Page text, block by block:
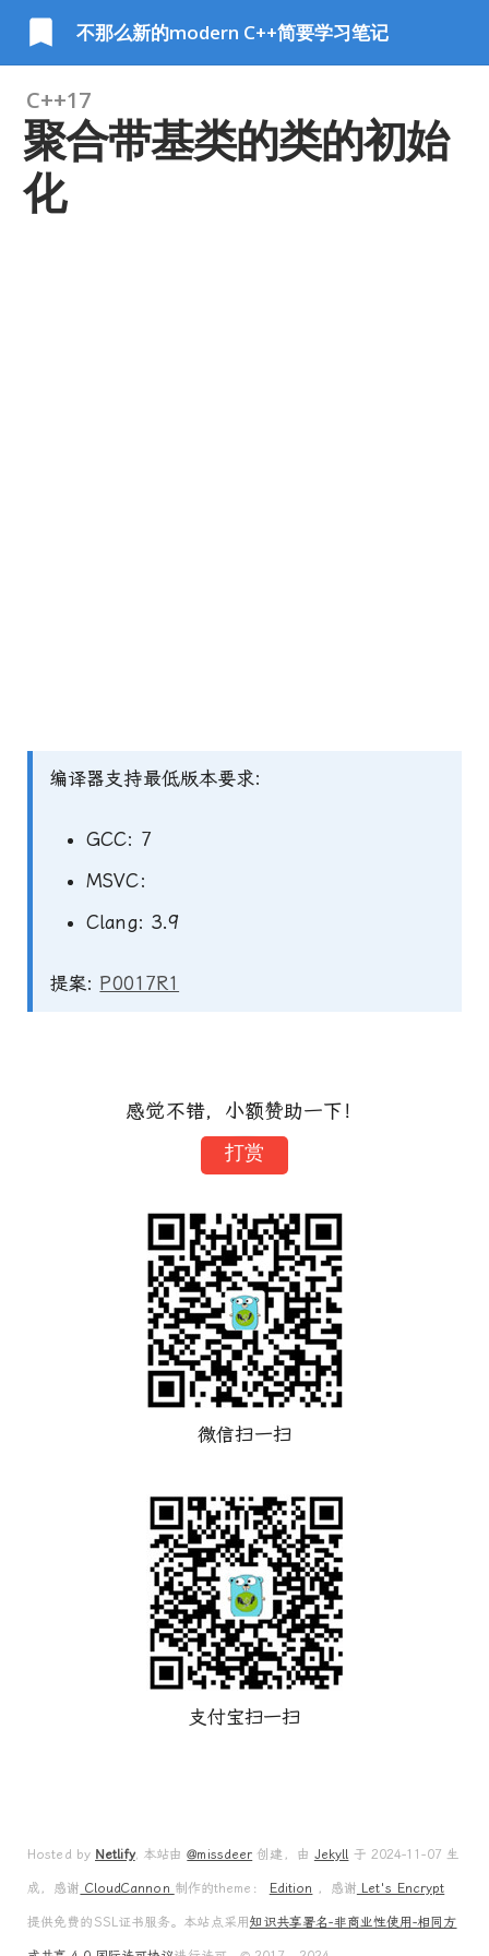
不那么新的modern C++简要学习笔记
C++17
聚合带基类的类的初始
化
编译器支持最低版本要求:
GCC: 7
MSVC:
Clang: 3.9
提案: P0017R1
感觉不错，小额赞助一下！
打赏
微信扫一扫
支付宝扫一扫
Hosted by Netlify, 本站由@missdeer 创建，由 Jekyll 于 2024-11-07 生
成，感谢 CloudCannon 制作的theme： Edition ，感谢 Let's Encrypt
提供免费的SSL证书服务。本站点采用 知识共享署名-非商业性使用-相同方